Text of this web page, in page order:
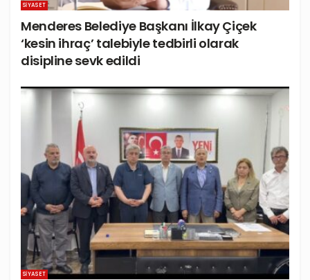
SIYASET
Menderes Belediye Başkanı İlkay Çiçek
‘kesin ihraç’ talebiyle tedbirli olarak
disipline sevk edildi
SIYASET